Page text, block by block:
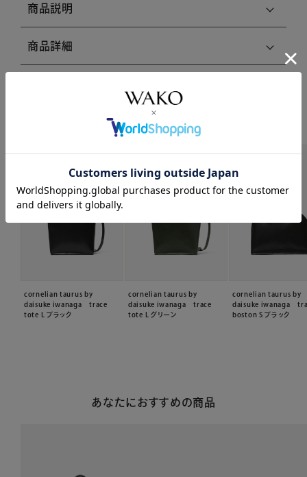
商品説明
商品詳細
cornelian taurus by
daisuke iwanaga trace
tote L ブラック
cornelian taurus by
daisuke iwanaga trace
tote L グリーン
cornelian taurus by
daisuke iwanaga
boston S ブラック
あなたにおすすめの商品